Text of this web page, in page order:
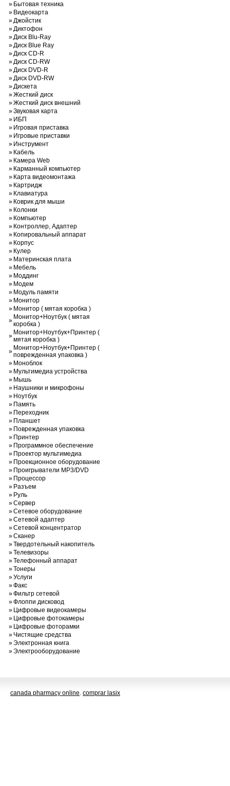
» Бытовая техника
» Видеокарта
»Джойстик
»Диктофон
»Диск Blu-Ray
»Диск Blue Ray
»Диск CD-R
»Диск CD-RW
»Диск DVD-R
»Диск DVD-RW
»Дискета
»Жесткий диск
»Жесткий диск внешний
»Звуковая карта
» ИБП
» Игровая приставка
» Игровые приставки
» Инструмент
» Кабель
» Камера Web
» Карманный компьютер
» Карта видеомонтажа
» Картридж
» Клавиатура
» Коврик для мыши
» Колонки
» Компьютер
» Контроллер, Адаптер
» Копировальный аппарат
» Корпус
» Кулер
» Материнская плата
» Мебель
» Моддинг
» Модем
» Модуль памяти
» Монитор
» Монитор ( мятая коробка )
» Монитор+Ноутбук ( мятая
коробка )
» Монитор+Ноутбук+Принтер (
мятая коробка )
» Монитор+Ноутбук+Принтер (
поврежденная упаковка )
» Моноблок
» Мультимедиа устройства
» Мышь
» Наушники и микрофоны
» Ноутбук
» Память
» Переходник
» Планшет
» Поврежденная упаковка
» Принтер
» Программное обеспечение
» Проектор мультимедиа
» Проекционное оборудование
» Проигрыватели MP3/DVD
» Процессор
» Разъем
» Руль
»Сервер
»Сетевое оборудование
»Сетевой адаптер
»Сетевой концентратор
»Сканер
»Твердотельный накопитель
»Телевизоры
»Телефонный аппарат
»Тонеры
»Услуги
»Факс
»Фильтр сетевой
»Флоппи дисковод
» Цифровые видеокамеры
» Цифровые фотокамеры
» Цифровые фоторамки
» Чистящие средства
»Электронная книга
»Электрооборудование
canada pharmacy online. comprar lasix